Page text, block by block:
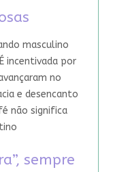
masculino
incentivada por
no
e desencanto
não significa
sempre